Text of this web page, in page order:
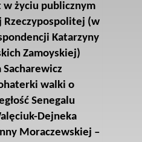
życiu publicznym
Rzeczypospolitej (w
Katarzyny
Zamoyskiej)
Sacharewicz
walki o
Senegalu
Dejneka
Moraczewskiej –